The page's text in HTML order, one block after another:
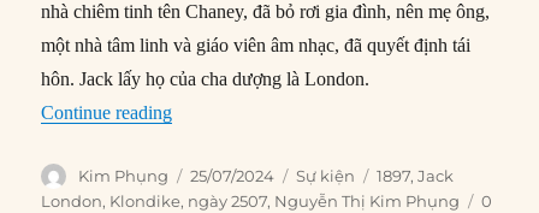
nhà chiêm tinh tên Chaney, đã bỏ rơi gia đình, nên mẹ ông,
một nhà tâm linh và giáo viên âm nhạc, đã quyết định tái
hôn. Jack lấy họ của cha dượng là London.
Continue reading“25/07/1897: Jack London lên đường đến
Author
Kim Phụng
Posted
on
25/07/2024 Categories
Sự kiện Tags
1897,Jack
London, Klondike, ngày 2507, Nguyễn Thị Kim Phụng
0